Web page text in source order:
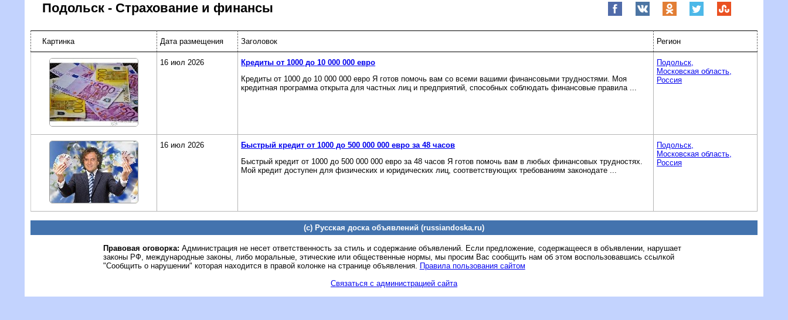
Подольск - Страхование и финансы
Картинка Дата размещения Заголовок Регион
16 июл 2026
Кредиты от 1000 до 10 000 000 евро
Кредиты от 1000 до 10 000 000 евро Я готов помочь вам со всеми вашими финансовыми трудностями. Моя
кредитная программа открыта для частных лиц и предприятий, способных соблюдать финансовые правила ...
Подольск,
Московская область,
Россия
16 июл 2026
Быстрый кредит от 1000 до 500 000 000 евро за 48 часов
Быстрый кредит от 1000 до 500 000 000 евро за 48 часов Я готов помочь вам в любых финансовых трудностях.
Мой кредит доступен для физических и юридических лиц, соответствующих требованиям законодате ...
Подольск,
Московская область,
Россия
(c) Русская доска объявлений (russiandoska.ru)
Правовая оговорка: Администрация не несет ответственность за стиль и содержание объявлений. Если предложение, содержащееся в объявлении, нарушает
законы РФ, международные законы, либо моральные, этические или общественные нормы, мы просим Вас сообщить нам об этом воспользовавшись ссылкой
"Сообщить о нарушении" которая находится в правой колонке на странице объявления.
Правила пользования сайтом
Связаться с администрацией сайта